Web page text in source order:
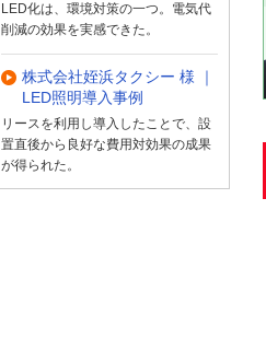
LED化は、環境対策の一つ。電気代
削減の効果を実感できた。
株式会社姪浜タクシー 様 ｜
LED照明導入事例
リースを利用し導入したことで、設
置直後から良好な費用対効果の成果
が得られた。